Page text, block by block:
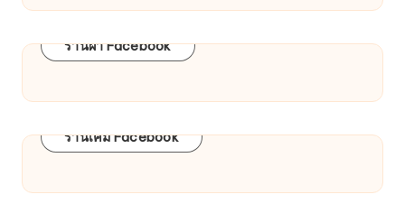
ร้านผ้า Facebook
ร้านเคมี Facebook